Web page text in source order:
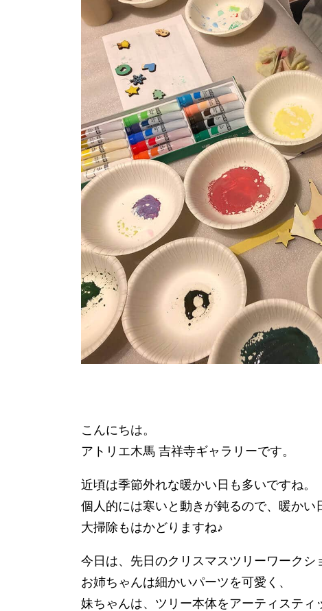
ATELIER MOKUBAの一枚板テーブル
ATELIER MOKUBAの一枚板×異素材
特別なダイニングチェア
一枚板用のテーブル脚
樹種紹介
コーディネート集
メンテナンス方法
ア
大
天
公
こんにちは。
アトリエ木馬 吉祥寺ギャラリーです。
近頃は季節外れな暖かい日も多いですね。
個人的には寒いと動きが鈍るので、暖かい
大掃除もはかどりますね♪
今日は、先日のクリスマスツリーワークシ
お姉ちゃんは細かいパーツを可愛く、
妹ちゃんは、ツリー本体をアーティステ